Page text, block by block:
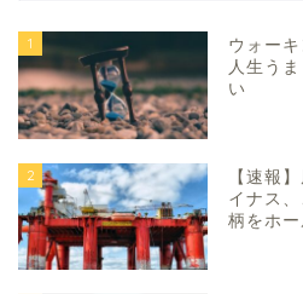
1
ウォー
人生う
い
2
【速報
イナス
柄をホ